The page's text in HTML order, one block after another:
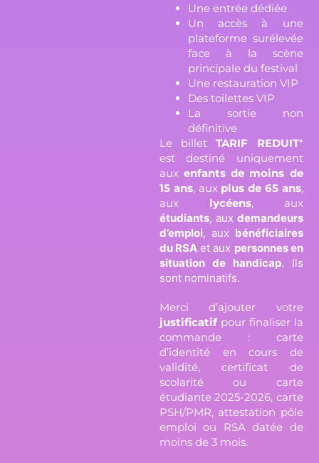
Une entrée dédiée
Un accès à une
plateforme surélevée
face à la scène
principale du festival
Une restauration VIP
Des toilettes VIP
La sortie non
définitive
Le billetTARIF REDUIT*
est destiné uniquement
auxenfants de moins de
15 ans, aux plus de 65 ans,
aux lycéens, aux
étudiants, aux demandeurs
d’emploi, aux bénéficiaires
du RSA et aux personnes en
situation de handicap. Ils
sont nominatifs.
Merci d’ajouter votre
justificatif pour finaliser la
commande : carte
d’identité en cours de
validité, certificat de
scolarité ou carte
étudiante 2025-2026, carte
PSH/PMR, attestation pôle
emploi ou RSA datée de
moins de 3 mois.